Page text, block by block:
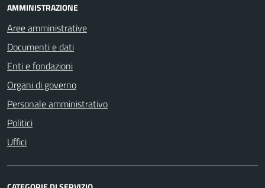
AMMINISTRAZIONE
Aree amministrative
Documenti e dati
Enti e fondazioni
Organi di governo
Personale amministrativo
Politici
Uffici